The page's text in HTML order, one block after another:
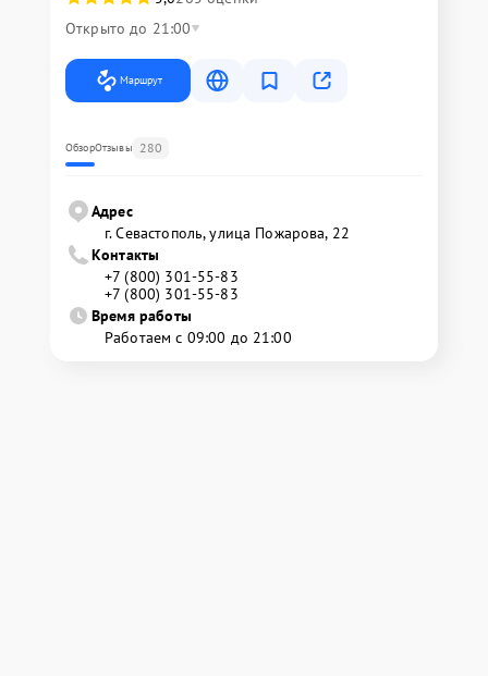
Открыто до 21:00
Маршрут
ОбзорОтзывы 280
Адрес
г. Севастополь, улица Пожарова, 22
Контакты
+7 (800) 301-55-83
+7 (800) 301-55-83
Время работы
Работаем с 09:00 до 21:00